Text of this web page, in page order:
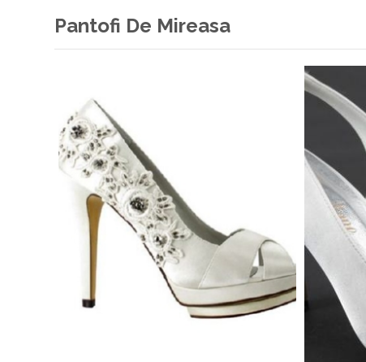
Pantofi De Mireasa